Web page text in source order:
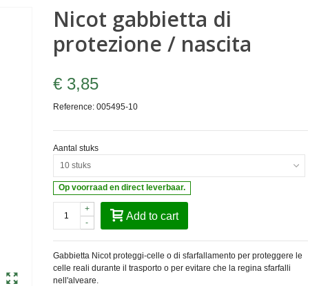
Nicot gabbietta di
protezione / nascita
€ 3,85
Reference: 005495-10
Aantal stuks
10 stuks
Op voorraad en direct leverbaar.
-
+
Add to cart
Gabbietta Nicot proteggi-celle o di sfarfallamento per proteggere le
celle reali durante il trasporto o per evitare che la regina sfarfalli
nell'alveare.